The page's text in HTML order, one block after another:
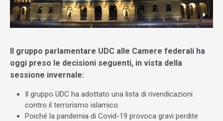
Il gruppo parlamentare UDC alle Camere federali ha
oggi preso le decisioni seguenti, in vista della
sessione invernale:
Il gruppo UDC ha adottato una lista di rivendicazioni
contro il terrorismo islamico.
Poiché la pandemia di Covid-19 provoca gravi perdite